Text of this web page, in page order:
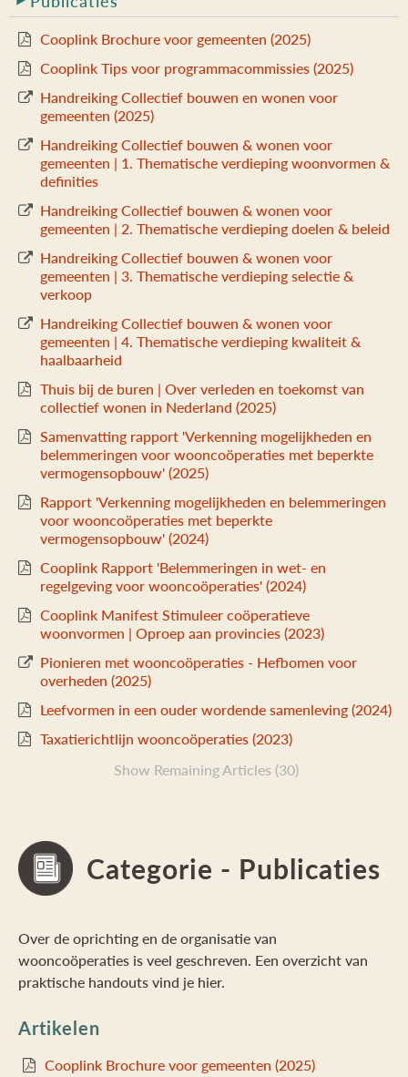
g
Cooplink Brochure voor gemeenten (2025)
Cooplink Tips voor programmacommissies (2025)
Handreiking Collectief bouwen en wonen voor
gemeenten (2025)
Handreiking Collectief bouwen & wonen voor
gemeenten | 1. Thematische verdieping woonvormen &
definities
Handreiking Collectief bouwen & wonen voor
gemeenten | 2. Thematische verdieping doelen & beleid
Handreiking Collectief bouwen & wonen voor
gemeenten | 3. Thematische verdieping selectie &
verkoop
Handreiking Collectief bouwen & wonen voor
gemeenten | 4. Thematische verdieping kwaliteit &
haalbaarheid
Thuis bij de buren | Over verleden en toekomst van
collectief wonen in Nederland (2025)
Samenvatting rapport 'Verkenning mogelijkheden en
belemmeringen voor wooncoöperaties met beperkte
vermogensopbouw' (2025)
Rapport 'Verkenning mogelijkheden en belemmeringen
voor wooncoöperaties met beperkte
vermogensopbouw' (2024)
Cooplink Rapport 'Belemmeringen in wet- en
regelgeving voor wooncoöperaties' (2024)
Cooplink Manifest Stimuleer coöperatieve
woonvormen | Oproep aan provincies (2023)
Pionieren met wooncoöperaties - Hefbomen voor
overheden (2025)
Leefvormen in een ouder wordende samenleving (2024)
Taxatierichtlijn wooncoöperaties (2023)
Show Remaining Articles (30)
Categorie - Publicaties
Over de oprichting en de organisatie van
wooncoöperaties is veel geschreven. Een overzicht van
praktische handouts vind je hier.
Artikelen
Cooplink Brochure voor gemeenten (2025)